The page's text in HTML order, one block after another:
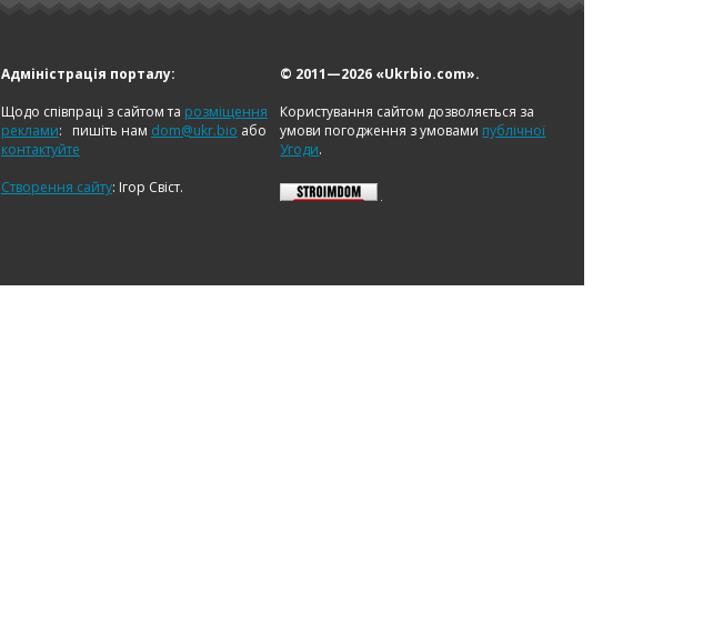
Адміністрація порталу:
Щодо співпраці з сайтомта розміщення
реклами: пишіть нам dom@ukr.bio або
контактуйте
Створення сайту: Ігор Свіст.
© 2011—2026 «Ukrbio.com».
Користування сайтом дозволяється за
умови погодження з умовами публічної
Угоди.